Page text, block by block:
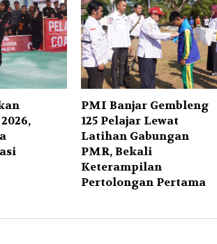
PMI Banjar Gembleng
125 Pelajar Lewat
Latihan Gabungan
PMR, Bekali
Keterampilan
Pertolongan Pertama